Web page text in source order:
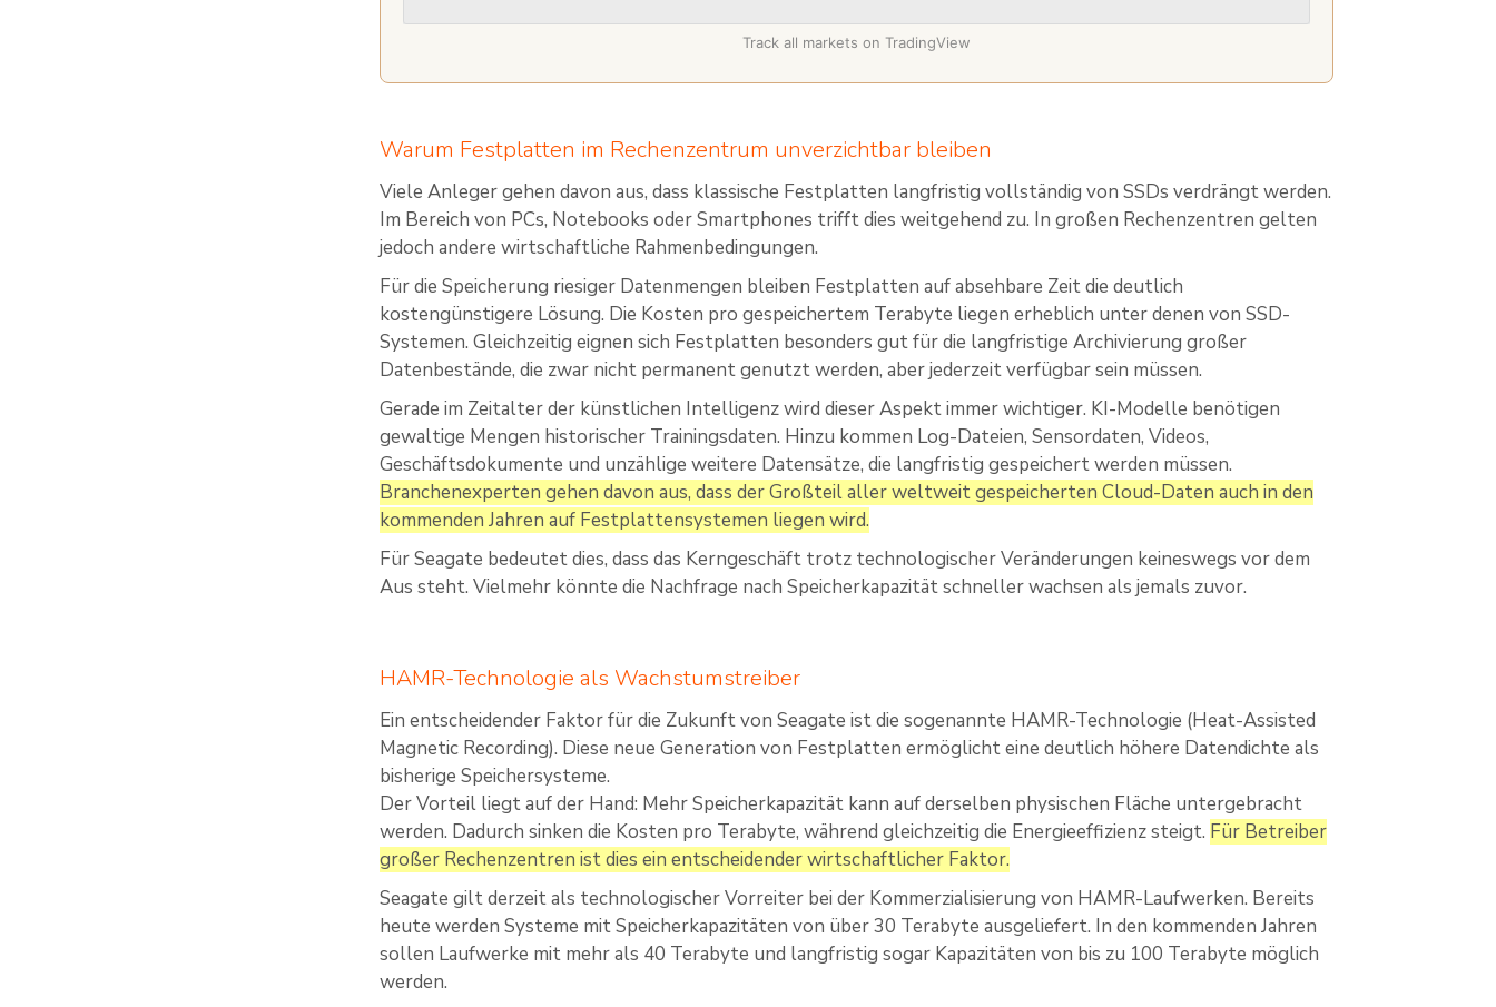
Track all markets on TradingView
Warum Festplatten im Rechenzentrum unverzichtbar bleiben
Viele Anleger gehen davon aus, dass klassische Festplatten langfristig vollständig von SSDs verdrängt werden.
Im Bereich von PCs, Notebooks oder Smartphones trifft dies weitgehend zu. In großen Rechenzentren gelten
jedoch andere wirtschaftliche Rahmenbedingungen.
Für die Speicherung riesiger Datenmengen bleiben Festplatten auf absehbare Zeit die deutlich
kostengünstigere Lösung. Die Kosten pro gespeichertem Terabyte liegen erheblich unter denen von SSD-
Systemen. Gleichzeitig eignen sich Festplatten besonders gut für die langfristige Archivierung großer
Datenbestände, die zwar nicht permanent genutzt werden, aber jederzeit verfügbar sein müssen.
Gerade im Zeitalter der künstlichen Intelligenz wird dieser Aspekt immer wichtiger. KI-Modelle benötigen
gewaltige Mengen historischer Trainingsdaten. Hinzu kommen Log-Dateien, Sensordaten, Videos,
Geschäftsdokumente und unzählige weitere Datensätze, die langfristig gespeichert werden müssen.
Branchenexperten gehen davon aus, dass der Großteil aller weltweit gespeicherten Cloud-Daten auch in den
kommenden Jahren auf Festplattensystemen liegen wird.
Für Seagate bedeutet dies, dass das Kerngeschäft trotz technologischer Veränderungen keineswegs vor dem
Aus steht. Vielmehr könnte die Nachfrage nach Speicherkapazität schneller wachsen als jemals zuvor.
HAMR-Technologie als Wachstumstreiber
Ein entscheidender Faktor für die Zukunft von Seagate ist die sogenannte HAMR-Technologie (Heat-Assisted
Magnetic Recording). Diese neue Generation von Festplatten ermöglicht eine deutlich höhere Datendichte als
bisherige Speichersysteme.
Der Vorteil liegt auf der Hand: Mehr Speicherkapazität kann auf derselben physischen Fläche untergebracht
werden. Dadurch sinken die Kosten pro Terabyte, während gleichzeitig die Energieeffizienz steigt. Für Betreiber
großer Rechenzentren ist dies ein entscheidender wirtschaftlicher Faktor.
Seagate gilt derzeit als technologischer Vorreiter bei der Kommerzialisierung von HAMR-Laufwerken. Bereits
heute werden Systeme mit Speicherkapazitäten von über 30 Terabyte ausgeliefert. In den kommenden Jahren
sollen Laufwerke mit mehr als 40 Terabyte und langfristig sogar Kapazitäten von bis zu 100 Terabyte möglich
werden.